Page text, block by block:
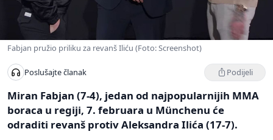
Fabjan pružio priliku za revanš Iliću (Foto: Screenshot)
Poslušajte članak Podijeli
Miran Fabjan (7-4), jedan od najpopularnijih MMA
boraca u regiji, 7. februara u Münchenu će
odraditi revanš protiv Aleksandra Ilića (17-7).